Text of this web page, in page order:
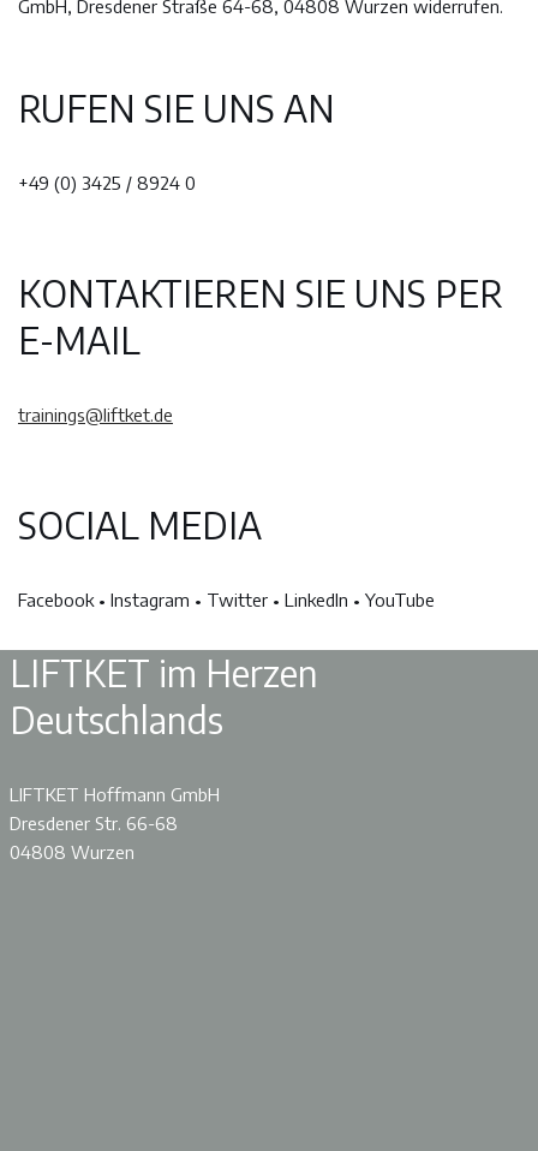
GmbH, Dresdener Straße 64-68, 04808 Wurzen widerrufen.
RUFEN SIE UNS AN
+49 (0) 3425 / 8924 0
KONTAKTIEREN SIE UNS PER
E-MAIL
trainings@liftket.de
SOCIAL MEDIA
Facebook • Instagram • Twitter • LinkedIn • YouTube
LIFTKET im Herzen
Deutschlands
LIFTKET Hoffmann GmbH
Dresdener Str. 66-68
04808 Wurzen